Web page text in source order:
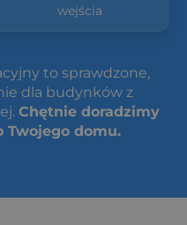
wejścia
to sprawdzone,
dla budynków z
Chętnie doradzimy
Twojego domu.